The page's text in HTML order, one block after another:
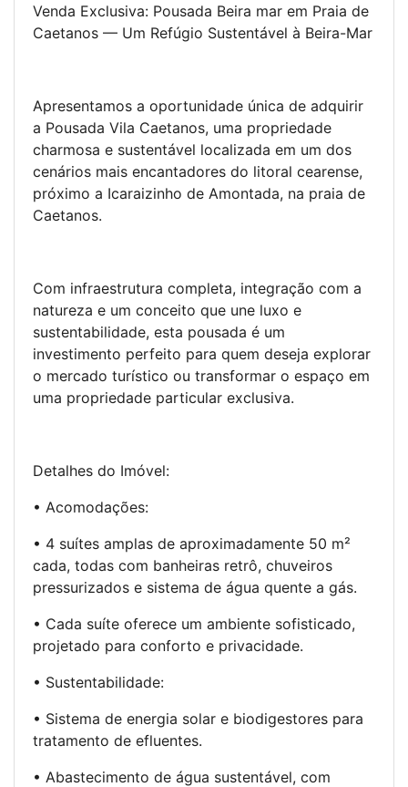
Venda Exclusiva: Pousada Beira mar em Praia de
Caetanos — Um Refúgio Sustentável à Beira-Mar
Apresentamos a oportunidade única de adquirir
a Pousada Vila Caetanos, uma propriedade
charmosa e sustentável localizada em um dos
cenários mais encantadores do litoral cearense,
próximo a Icaraizinho de Amontada, na praia de
Caetanos.
Com infraestrutura completa, integração com a
natureza e um conceito que une luxo e
sustentabilidade, esta pousada é um
investimento perfeito para quem deseja explorar
o mercado turístico ou transformar o espaço em
uma propriedade particular exclusiva.
Detalhes do Imóvel:
• Acomodações:
• 4 suítes amplas de aproximadamente 50 m²
cada, todas com banheiras retrô, chuveiros
pressurizados e sistema de água quente a gás.
• Cada suíte oferece um ambiente sofisticado,
projetado para conforto e privacidade.
• Sustentabilidade:
• Sistema de energia solar e biodigestores para
tratamento de efluentes.
• Abastecimento de água sustentável, com